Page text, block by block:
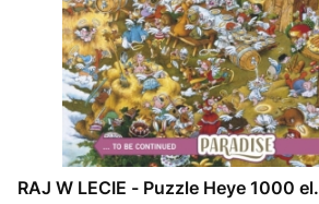
RAJ W LECIE - Puzzle Heye 1000 el.